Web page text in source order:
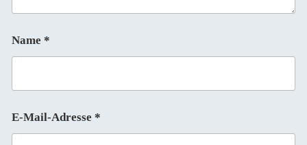
Name *
E-Mail-Adresse *